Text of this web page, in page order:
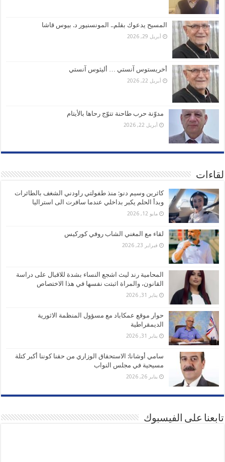
المسيح يدعوك بقلم.. المونسنيور د. بيوس قاشا
أبريل 29, 2026
أخريستوس آنستي … أليثوس آنستي
أبريل 22, 2026
مدوّنة حرب طاحنة تتوّج رحاها بالأيتام
أبريل 22, 2026
لقاءات
كاثرين وسيم دنو: منذ طفولتي راودني الشغف بالطائرات
وبدأ الحلم يكبر بداخلي عندما سافرت الى استراليا
مايو 12, 2026
لقاء مع المغني الشاب روفي كوركيس
فبراير 23, 2026
المحامية رند ليث اشجع النساء بشدة للاقبال على دراسة
القانون، والمراة اثبتت نفسها في هذا الاختصاص
يناير 31, 2026
حوار موقع عمكاباد مع مسؤول المنظمة الاثورية
الديمقراطية
يناير 31, 2026
سامي أوشانا: الاستحقاق الوزاري من حقنا كوننا أكبر كتلة
مسيحية في مجلس النواب
يناير 26, 2026
تابعنا على الفيسبوك